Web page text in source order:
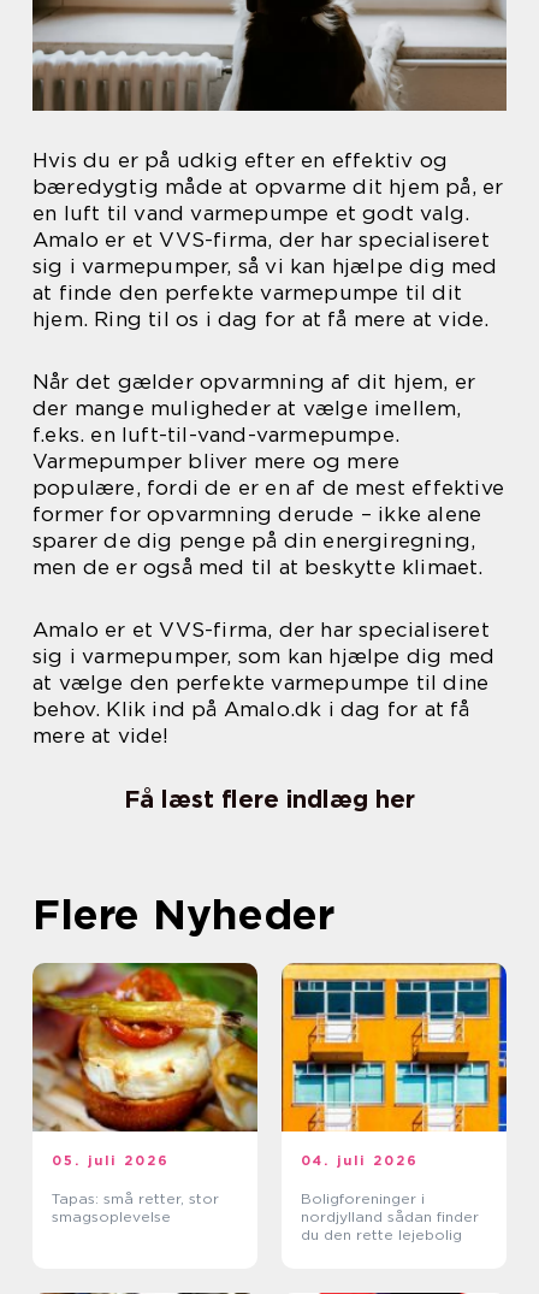
Hvis du er på udkig efter en effektiv og
bæredygtig måde at opvarme dit hjem på, er
en luft til vand varmepumpe et godt valg.
Amalo er et VVS-firma, der har specialiseret
sig i varmepumper, så vi kan hjælpe dig med
at finde den perfekte varmepumpe til dit
hjem. Ring til os i dag for at få mere at vide.
Når det gælder opvarmning af dit hjem, er
der mange muligheder at vælge imellem,
f.eks. en luft-til-vand-varmepumpe.
Varmepumper bliver mere og mere
populære, fordi de er en af de mest effektive
former for opvarmning derude – ikke alene
sparer de dig penge på din energiregning,
men de er også med til at beskytte klimaet.
Amalo er et VVS-firma, der har specialiseret
sig i varmepumper, som kan hjælpe dig med
at vælge den perfekte varmepumpe til dine
behov. Klik ind på Amalo.dk i dag for at få
mere at vide!
Få læst flere indlæg her
Flere Nyheder
05. juli 2026
Tapas: små retter, stor
smagsoplevelse
04. juli 2026
Boligforeninger i
nordjylland sådan finder
du den rette lejebolig